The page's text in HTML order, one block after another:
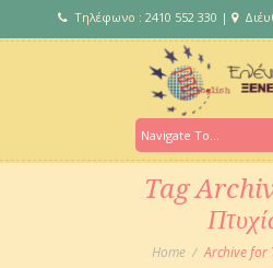
Τηλέφωνο : 2410 552 330 |
Tag
Home Archive for